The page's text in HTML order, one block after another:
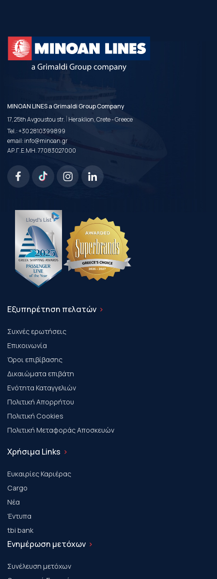
MINOAN LINES a Grimaldi Group Company
17, 25th Avgoustou str. | Heraklion, Crete - Greece
Tel.:+30 2810399899
email:info@minoan.gr
ΑΡ.Γ.Ε.ΜΗ. 77083027000
Εξυπηρέτηση πελατών
Συχνές ερωτήσεις
Επικοινωνία
Όροι επιβίβασης
Δικαιώματα επιβάτη
Ενότητα Καταγγελιών
Πολιτική Απορρήτου
Πολιτική Cookies
Πολιτική Μεταφοράς Αποσκευών
Χρήσιμα Links
Ευκαιρίες Καριέρας
Cargo
Νέα
Έντυπα
tbi bank
Ενημέρωση μετόχων
Συνέλευση μετόχων